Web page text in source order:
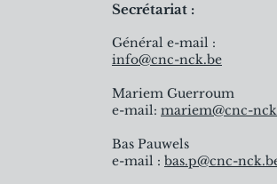
Secrétariat :
Général e-mail :
info@cnc-nck.be
Mariem Guerroum
e-mail: mariem@cnc-
Bas Pauwels
e-mail : bas.p@cnc-